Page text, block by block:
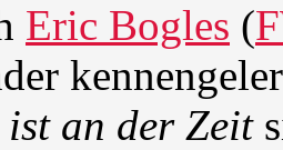
Eric Bogles (
ist an der Zeit